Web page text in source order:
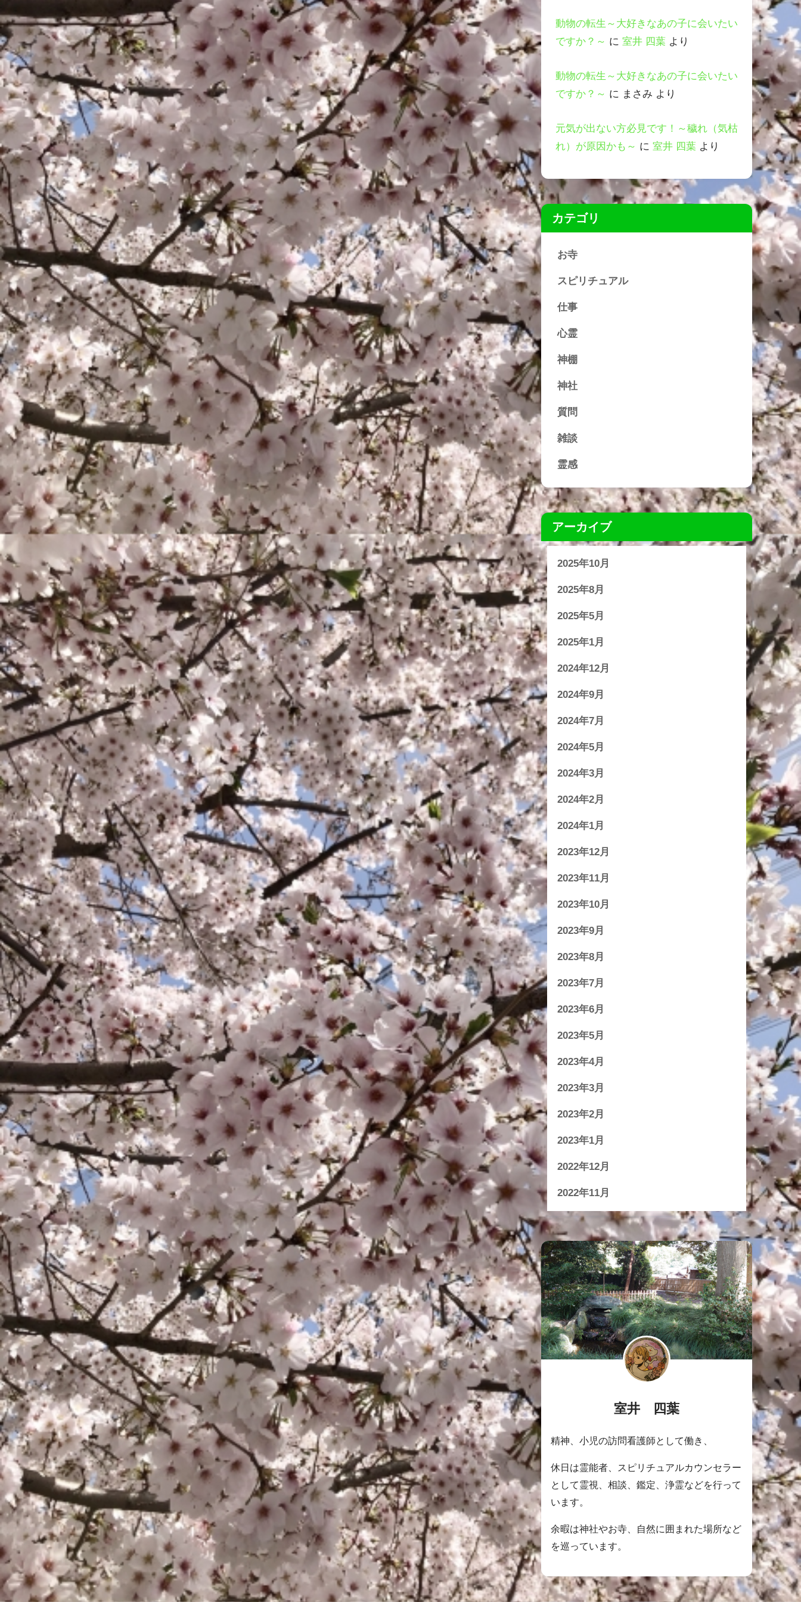
動物の転生～大好きなあの子に会いたい
ですか？～ に 室井 四葉 より
動物の転生～大好きなあの子に会いたい
ですか？～ に まさみ より
元気が出ない方必見です！～穢れ（気枯
れ）が原因かも～ に 室井 四葉 より
カテゴリ
お寺
スピリチュアル
仕事
心霊
神棚
神社
質問
雑談
霊感
アーカイブ
2025年10月
2025年8月
2025年5月
2025年1月
2024年12月
2024年9月
2024年7月
2024年5月
2024年3月
2024年2月
2024年1月
2023年12月
2023年11月
2023年10月
2023年9月
2023年8月
2023年7月
2023年6月
2023年5月
2023年4月
2023年3月
2023年2月
2023年1月
2022年12月
2022年11月
室井 四葉
精神、小児の訪問看護師として働き、
休日は霊能者、スピリチュアルカウンセラー
として霊視、相談、鑑定、浄霊などを行って
います。
余暇は神社やお寺、自然に囲まれた場所など
を巡っています。